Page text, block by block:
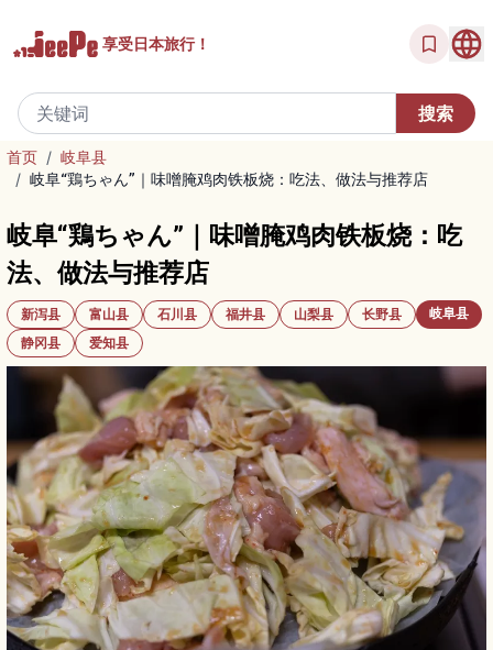
享受日本旅行！
首页 / 岐阜县
/ 岐阜“鶏ちゃん”｜味噌腌鸡肉铁板烧：吃法、做法与推荐店
岐阜“鶏ちゃん”｜味噌腌鸡肉铁板烧：吃
法、做法与推荐店
新泻县 富山县 石川县 福井县 山梨县 长野县
岐阜县
静冈县
爱知县